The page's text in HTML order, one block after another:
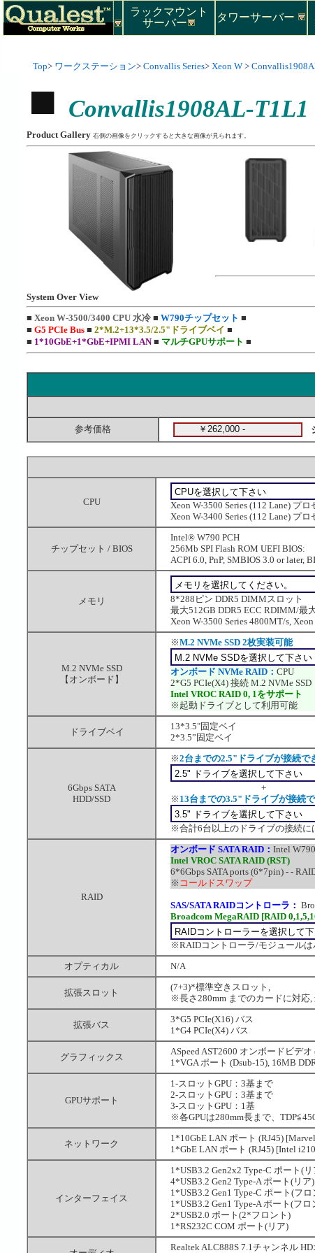
ラックマウント
サーバー
タワーサーバー
Top> ワークステーション> Convallis Series> Xeon W >
Convallis1908AL-T1L1
Product Gallery 右側の画像をクリックすると大きな画像が見られます。
System Over View
■ Xeon W-3500/3400 CPU 水冷■ W790チップセット ■
■ G5 PCIe Bus■ 2*M.2+13*3.5/2.5"ドライブベイ ■
■ 1*10GbE+1*GbE+IPMI LAN■ マルチGPUサポート ■
参考価格
CPU
Xeon W-3500 Series (112 Lane) プ
Xeon W-3400 Series (112 Lane) プ
チップセット / BIOS
Intel® W790 PCH
256Mb SPI Flash ROM UEFI BIOS:
ACPI 6.0, PnP, SMBIOS 3.0 or later,
メモリ
8*288ピン DDR5 DIMMスロット
最大512GB DDR5 ECC RDIMM/最
Xeon W-3500 Series 4800MT/s,
M.2 NVMe SSD
【オンボード】
※M.2 NVMe SSD 2枚実装可能
オンボード NVMe RAID： CPU
2*G5 PCIe(X4) 接続 M.2 NVMe SSD
Intel VROC RAID 0, 1をサポート
※起動ドライブとして利用可能
ドライブベイ
13*3.5"固定ベイ
2*3.5”固定ベイ
6Gbps SATA
HDD/SSD
※2台までの2.5"ドライブが接続で
+
※ 13台までの3.5"ドライブが接続で
※合計6台以上のドライブの接続に
RAID
オンボード SATA RAID： Intel
Intel VROC SATA RAID (RST)
6*6Gbps SATA ports (6*7pin) - -
※ コールドスワップ
SAS/SATA RAIDコントローラ：
Broadcom MegaRAID [RAID
※RAIDコントローラ/モジュールは
オプティカル
N/A
拡張スロット
(7+3)*標準空きスロット,
※長さ280mm までのカードに対応
拡張バス
3*G5 PCIe(X16) バス
1*G4 PCIe(X4) バス
グラフィックス
ASpeed AST2600 オンボードビデ
1*VGA ポート (Dsub-15), 16MB
GPUサポート
1-スロットGPU：3基まで
2-スロットGPU：3基まで
3-スロットGPU：1基
※各GPUは280mm長まで、
ネットワーク
1*10GbE LAN ポート (RJ45)
1*GbE LAN ポート (RJ45) [Intel
インターフェイス
1*USB3.2 Gen2x2 Type-C ポート(リ
4*USB3.2 Gen2 Type-A ポート(リア)
1*USB3.2 Gen1 Type-C ポート(フロ
1*USB3.2 Gen1 Type-A ポート(フロ
2*USB2.0 ポート(2*フロント)
1*RS232C COM ポート(リア)
Realtek ALC888S 7.1チャンネル